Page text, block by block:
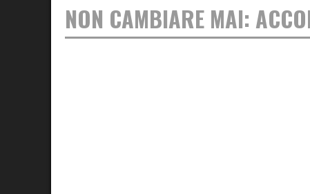
NON CAMBIARE MAI: